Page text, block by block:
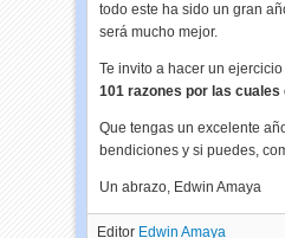
todo este ha sido un gran
será mucho mejor.
Te invito a hacer un
101 razones por las
Que tengas un excelente
bendiciones y si puedes,
Un abrazo, Edwin Amaya
Editor Edwin Amaya